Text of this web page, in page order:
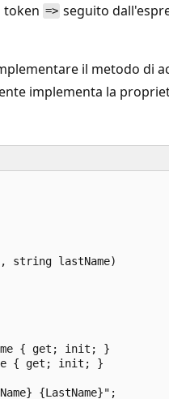
token => seguito
il metodo di
implementa la
string lastName)
{ get; init; }
{ get; init; }
{LastName}";